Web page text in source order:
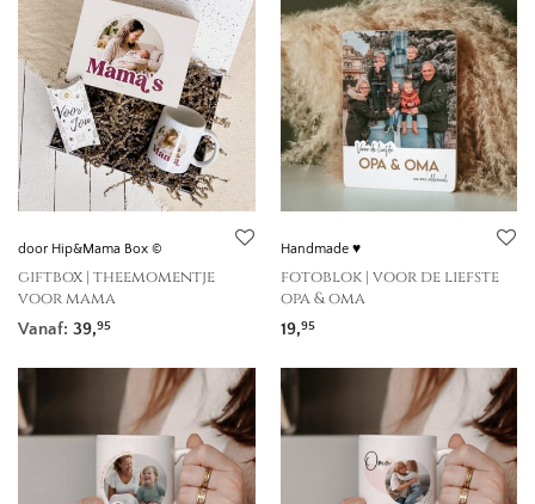
door Hip&Mama Box ©
giftbox | theemomentje
voor mama
Vanaf: 39,95
Handmade ♥
fotoblok | voor de liefste
opa & oma
19,95